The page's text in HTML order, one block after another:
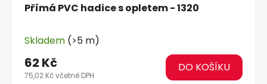
Přímá PVC hadice s opletem - 1320
Skladem (>5 m)
75,02 Kč včetně DPH
62 Kč DO KOŠÍKU